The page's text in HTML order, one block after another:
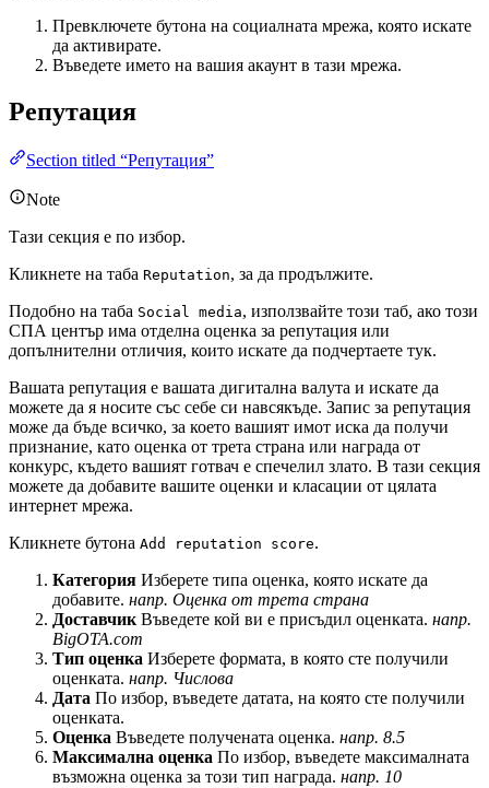
Превключете бутона на социалната мрежа, която искате
да активирате.
Въведете името на вашия акаунт в тази мрежа.
Репутация
Section titled “Репутация”
Note
Тази секция е по избор.
Кликнете на таба Reputation, за да продължите.
Подобно на таба Social media, използвайте този таб, ако този
СПА център има отделна оценка за репутация или
допълнителни отличия, които искате да подчертаете тук.
Вашата репутация е вашата дигитална валута и искате да
можете да я носите със себе си навсякъде. Запис за репутация
може да бъде всичко, за което вашият имот иска да получи
признание, като оценка от трета страна или награда от
конкурс, където вашият готвач е спечелил злато. В тази секция
можете да добавите вашите оценки и класации от цялата
интернет мрежа.
Кликнете бутона Add reputation score.
Категория Изберете типа оценка, която искате да
добавите. напр. Оценка от трета страна
Доставчик Въведете кой ви е присъдил оценката. напр.
BigOTA.com
Тип оценка Изберете формата, в която сте получили
оценката. напр. Числова
Дата По избор, въведете датата, на която сте получили
оценката.
Оценка Въведете получената оценка. напр. 8.5
Максимална оценка По избор, въведете максималната
възможна оценка за този тип награда. напр. 10